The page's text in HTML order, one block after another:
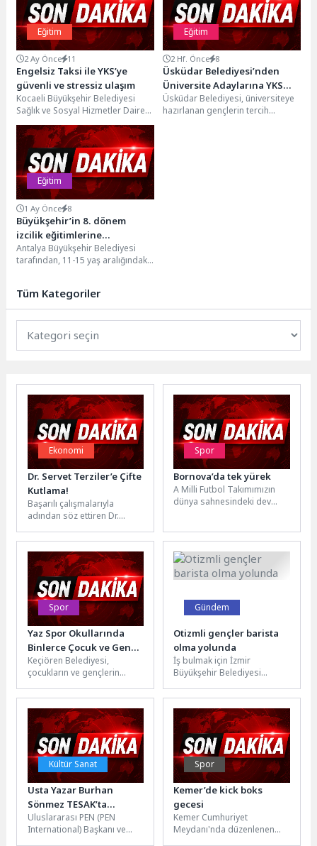
Eğitim
2 Ay Önce 11
Engelsiz Taksi ile YKS’ye
güvenli ve stressiz ulaşım
Kocaeli Büyükşehir Belediyesi
Sağlık ve Sosyal Hizmetler Dairesi
Başkanlığı tarafından yürütülen
Engelsiz Taksi Projesi,
Yükseköğretim Kurumları...
Eğitim
2 Hf. Önce 8
Üsküdar Belediyesi’nden
Üniversite Adaylarına YKS
Tercih Danışmanlığı
Üsküdar Belediyesi, üniversiteye
hazırlanan gençlerin tercih
Eğitim
1 Ay Önce 8
Büyükşehir’in 8. dönem
izcilik eğitimlerine
başvurular başladı
Antalya Büyükşehir Belediyesi
tarafından, 11-15 yaş aralığındaki
çevre...
Tüm Kategoriler
Ekonomi
Dr. Servet Terziler’e Çifte
Kutlama!
Başarılı çalışmalarıyla
adından söz ettiren Dr.
gününü ve kurucusu olduğu
Dr Terziler...
Spor
Bornova’da tek yürek
A Milli Futbol Takımımızın
dünya sahnesindeki dev
organizasyonuyla ilçenin...
Spor
Yaz Spor Okullarında
Binlerce Çocuk ve Gence
Ücretsiz Eğitim
Keçiören Belediyesi,
çocukların ve gençlerin
eden çalışmalarını aralıksız
sürdürüyor. Bu kapsamda,
Keçiören...
Gündem
Otizmli gençler barista
olma yolunda
İş bulmak için İzmir
Büyükşehir Belediyesi
başvuran otizmli gençler, bir
yandan da...
Kültür Sanat
Usta Yazar Burhan
Sönmez TESAK’ta
Okurlarıyla Buluşuyor
Uluslararası PEN (PEN
International) Başkanı ve
Spor
Kemer’de kick boks
gecesi
Kemer Cumhuriyet
Meydanı'nda düzenlenen